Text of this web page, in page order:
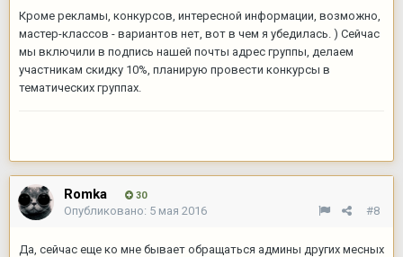
Кроме рекламы, конкурсов, интересной информации, возможно,
мастер-классов - вариантов нет, вот в чем я убедилась. ) Сейчас
мы включили в подпись нашей почты адрес группы, делаем
участникам скидку 10%, планирую провести конкурсы в
тематических группах.
Romka 30
#8
Опубликовано: 5 мая 2016
Да, сейчас еще ко мне бывает обращаться админы других месных